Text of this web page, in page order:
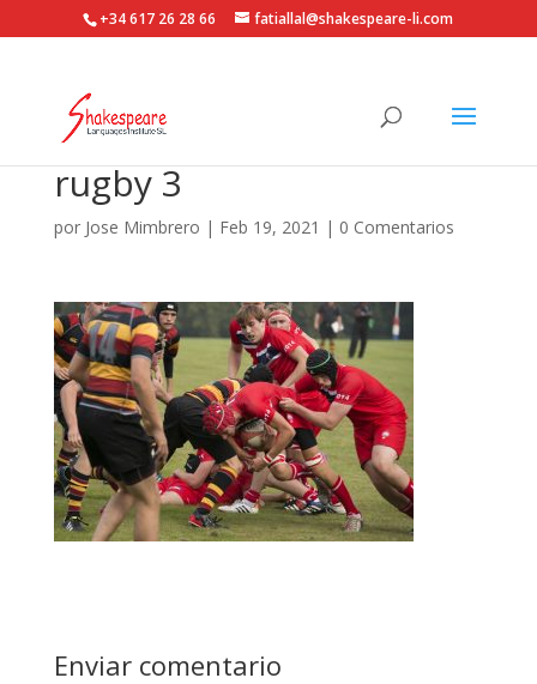
+34 617 26 28 66 fatiallal@shakespeare-li.com
rugby 3
por Jose Mimbrero | Feb 19, 2021 | 0 Comentarios
Enviar comentario